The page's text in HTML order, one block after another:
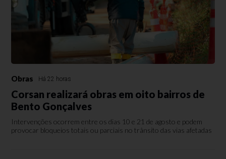
Obras Há 22 horas
Corsan realizará obras em oito bairros de
Bento Gonçalves
Intervenções ocorrem entre os dias 10 e 21 de agosto e podem
provocar bloqueios totais ou parciais no trânsito das vias afetadas